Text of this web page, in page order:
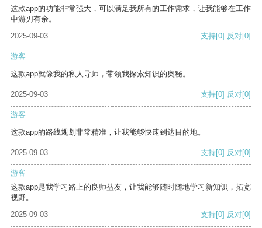
这款app的功能非常强大，可以满足我所有的工作需求，让我能够在工作
中游刃有余。
2025-09-03
支持[0] 反对[0]
游客
这款app就像我的私人导师，带领我探索知识的奥秘。
2025-09-03 支持[0] 反对[0]
游客
这款app的路线规划非常精准，让我能够快速到达目的地。
2025-09-03 支持[0] 反对[0]
游客
这款app是我学习路上的良师益友，让我能够随时随地学习新知识，拓宽
视野。
2025-09-03
支持[0] 反对[0]